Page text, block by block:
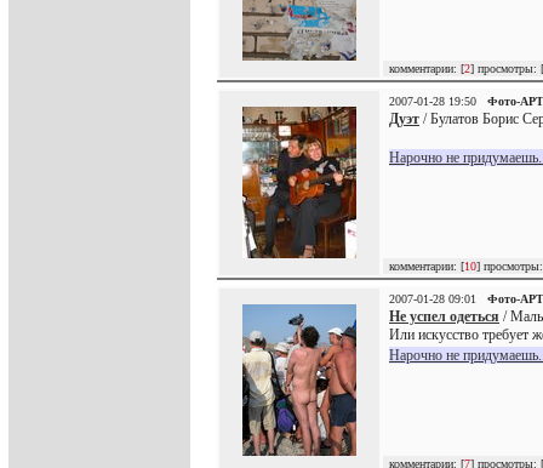
комментарии: [2] просмотры: [
2007-01-28 19:50 Фото-АРТ
Дуэт / Булатов Борис
Нарочно не
комментарии: [10]
2007-01-28 09:01 Фото-АРТ
Не успел одеться /
Или искусство требует
Нарочно не
комментарии: [7] просмотры: [